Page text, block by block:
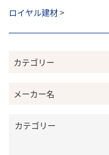
2024/04/06 【お知らせ】ゴー
ロイヤル建材>
カテゴリー
メーカー名
カテゴリー